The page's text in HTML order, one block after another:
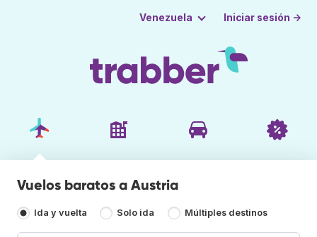
Venezuela Iniciar sesión →
Vuelos baratos a Austria
Ida y vuelta Solo ida Múltiples destinos